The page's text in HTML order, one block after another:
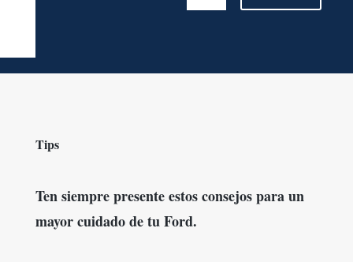
Tips
Ten siempre presente estos consejos para un
mayor cuidado de tu Ford.